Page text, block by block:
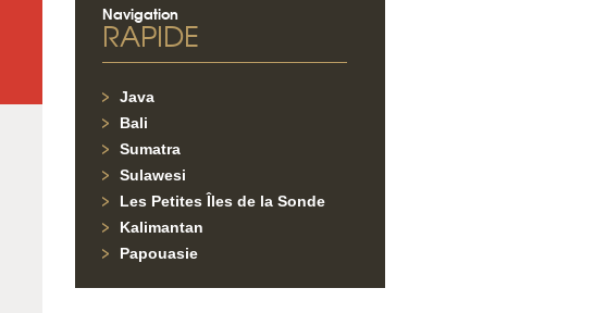
Navigation
RAPIDE
Java
Bali
Sumatra
Sulawesi
Les Petites Îles de la Sonde
Kalimantan
Papouasie